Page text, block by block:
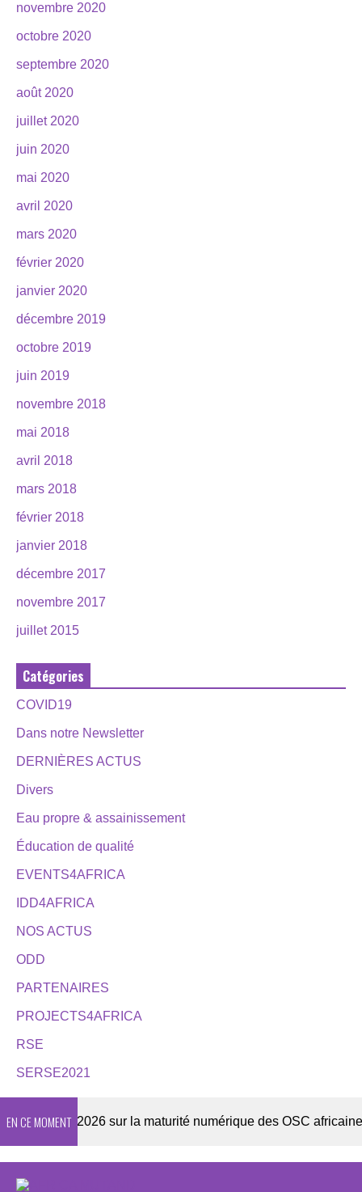
novembre 2020
octobre 2020
septembre 2020
août 2020
juillet 2020
juin 2020
mai 2020
avril 2020
mars 2020
février 2020
janvier 2020
décembre 2019
octobre 2019
juin 2019
novembre 2018
mai 2018
avril 2018
mars 2018
février 2018
janvier 2018
décembre 2017
novembre 2017
juillet 2015
Catégories
COVID19
Dans notre Newsletter
DERNIÈRES ACTUS
Divers
Eau propre & assainissement
Éducation de qualité
EVENTS4AFRICA
IDD4AFRICA
NOS ACTUS
ODD
PARTENAIRES
PROJECTS4AFRICA
RSE
SERSE2021
EN CE MOMENT2026 sur la maturité numérique des OSC africaines